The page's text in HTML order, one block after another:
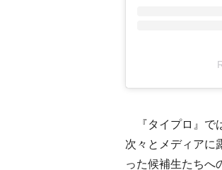
『タイプロ』で
次々とメディアに
った候補生たちへ